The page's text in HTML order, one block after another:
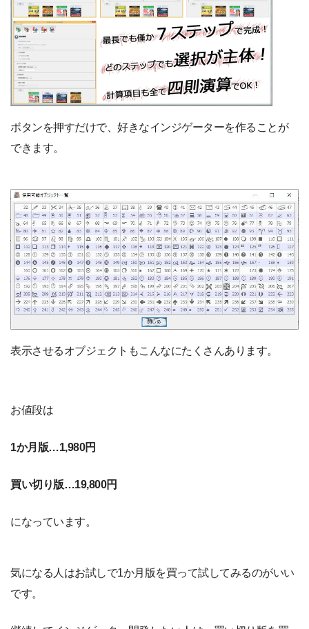
ボタンを押すだけで、好きなインジゲーターを作ることが
できます。
表示させるオブジェクトもこんなにたくさんあります。
お値段は
1か月版…1,980円
買い切り版…19,800円
になっています。
気になる人はお試しで1か月版を買って試してみるのがいい
です。